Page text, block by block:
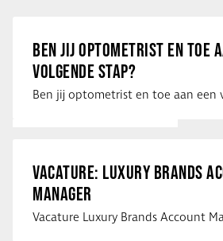
BEN JIJ OPTOMETRIST EN TOE
VOLGENDE STAP?
VACATURE: LUXURY BRANDS
MANAGER